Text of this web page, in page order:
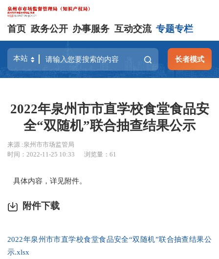
首页 政务公开 办事服务 互动交流 专题专栏
长者模式
2022年泉州市市直学校食堂食品安
全“双随机”联合抽查结果公示
来源 :泉州市市场监管局
时间：2022-11-25 10:33
浏览量：61
具体内容，详见附件。
附件下载
2022年泉州市市直学校食堂食品安全“双随机”联合抽查结果公
示.xlsx